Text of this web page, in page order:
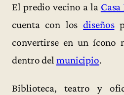
El predio vecino a la
cuenta con losdiseños
convertirse en un ícono
dentro del municipio.
Biblioteca, teatro y